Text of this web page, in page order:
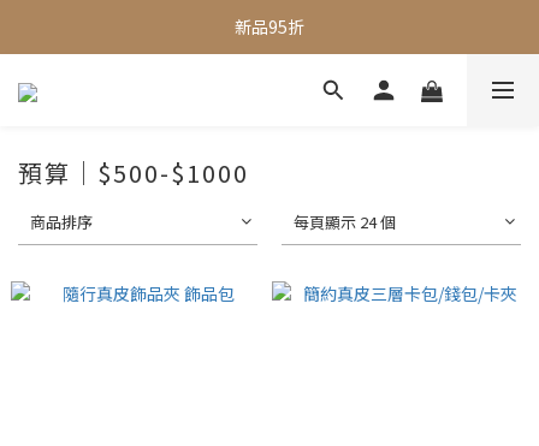
全館滿$1000即享免運
新品95折
全館滿$1000即享免運
預算｜$500-$1000
商品排序 每頁顯示 24 個